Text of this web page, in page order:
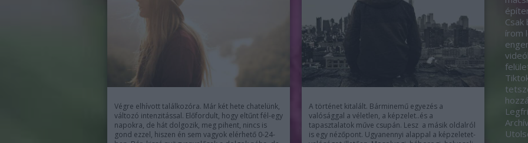
Végre elhívott találkozóra. Már két hete chatelünk,
változó intenzitással. Előfordult, hogy eltűnt fél-egy
napokra, de hát dolgozik, meg pihent, nincs is
gond ezzel, hiszen én sem vagyok elérhető 0-24-
A történet kitalált. Bárminemű egyezés a
valósággal a véletlen, a képzelet..és a
tapasztalatok műve csupán. Lesz a másik oldalról
is egy nézőpont. Ugyanennyi alappal a képzeletet-
írom